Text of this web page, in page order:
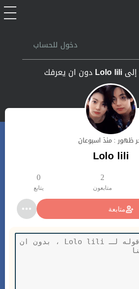
دخول للحساب
Lolo liliدون ان يعرفك
ظهور : منذ اسبوعان
Lolo lili
2
متابعون
0
يتابع
متابعة